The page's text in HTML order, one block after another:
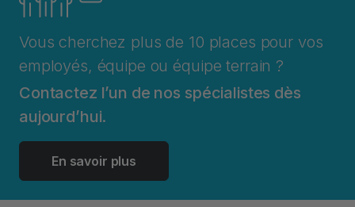
Vous cherchez plus de 10 places pour vos
employés, équipe ou équipe terrain ?
Contactez l’un de nos spécialistes dès
aujourd’hui.
En savoir plus